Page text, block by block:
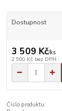
Dostupnost
3 509 Kč/ks
2 900 Kč bez DPH
Číslo produktu: